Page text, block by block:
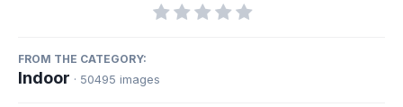
FROM THE CATEGORY:
Indoor · 50495 images